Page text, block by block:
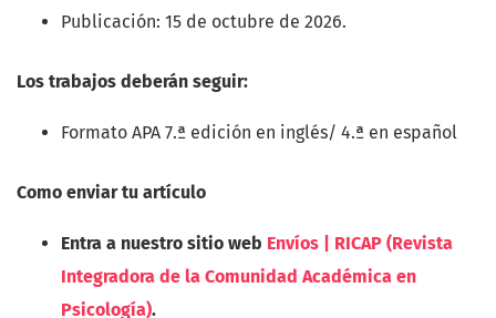
Publicación: 15 de octubre de 2026.
Los trabajos deberán seguir:
Formato APA 7.ª edición en inglés/ 4.ª en español
Como enviar tu artículo
Entra a nuestro sitio web Envíos | RICAP (Revista
Integradora de la Comunidad Académica en
Psicología).